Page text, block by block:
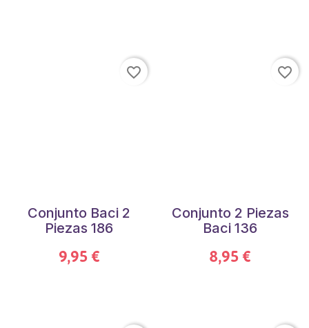
Conjunto Baci 2
Piezas 186
9,95 €
favorite_border
Conjunto 2 Piezas
Baci 136
8,95 €
favorite_border